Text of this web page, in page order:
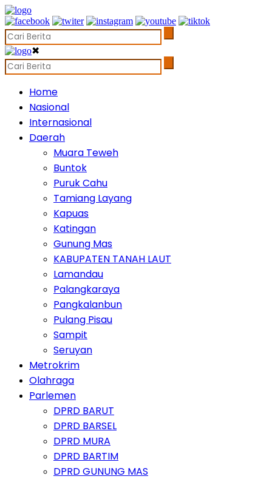
✖
Home
Nasional
Internasional
Daerah
Muara Teweh
Buntok
Puruk Cahu
Tamiang Layang
Kapuas
Katingan
Gunung Mas
KABUPATEN TANAH LAUT
Lamandau
Palangkaraya
Pangkalanbun
Pulang Pisau
Sampit
Seruyan
Metrokrim
Olahraga
Parlemen
DPRD BARUT
DPRD BARSEL
DPRD MURA
DPRD BARTIM
DPRD GUNUNG MAS